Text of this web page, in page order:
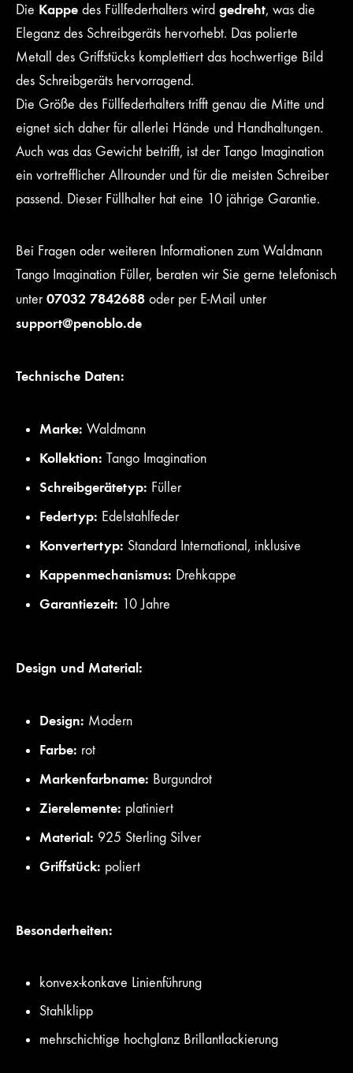
Die Kappe des Füllfederhalters wird gedreht, was die
Eleganz des Schreibgeräts hervorhebt. Das polierte
Metall des Griffstücks komplettiert das hochwertige Bild
des Schreibgeräts hervorragend.
Die Größe des Füllfederhalters trifft genau die Mitte und
eignet sich daher für allerlei Hände und Handhaltungen.
Auch was das Gewicht betrifft, ist der Tango Imagination
ein vortrefflicher Allrounder und für die meisten Schreiber
passend. Dieser Füllhalter hat eine 10 jährige Garantie.
Bei Fragen oder weiteren Informationen zum Waldmann
Tango Imagination Füller, beraten wir Sie gerne telefonisch
unter07032 7842688 oder per E-Mail unter
support@penoblo.de
Technische Daten:
Marke: Waldmann
Kollektion: Tango Imagination
Schreibgerätetyp: Füller
Federtyp: Edelstahlfeder
Konvertertyp: Standard International, inklusive
Kappenmechanismus: Drehkappe
Garantiezeit: 10 Jahre
Design und Material:
Design: Modern
Farbe: rot
Markenfarbname: Burgundrot
Zierelemente: platiniert
Material: 925 Sterling Silver
Griffstück: poliert
Besonderheiten:
konvex-konkave Linienführung
Stahlklipp
mehrschichtige hochglanz Brillantlackierung